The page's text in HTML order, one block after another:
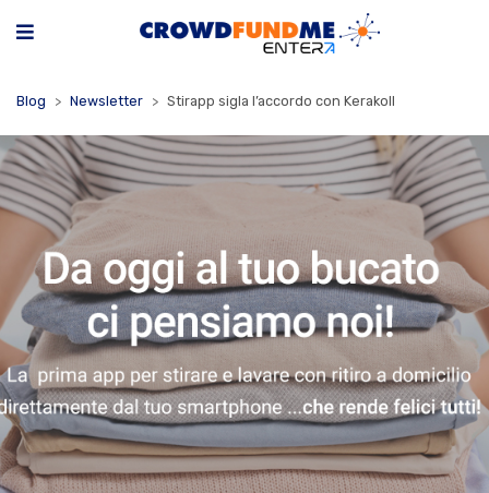
Blog Newsletter Stirapp sigla l’accordo con Kerakoll